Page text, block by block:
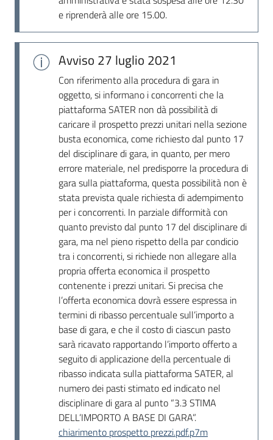
e riprenderà alle ore 15.00.
Avviso 27 luglio 2021
Con riferimento alla procedura di gara in
oggetto, si informano i concorrenti che la
piattaforma SATER non dà possibilità di
caricare il prospetto prezzi unitari nella sezione
busta economica, come richiesto dal punto 17
del disciplinare di gara, in quanto, per mero
errore materiale, nel predisporre la procedura di
gara sulla piattaforma, questa possibilità non è
stata prevista quale richiesta di adempimento
per i concorrenti. In parziale difformità con
quanto previsto dal punto 17 del disciplinare di
gara, ma nel pieno rispetto della par condicio
tra i concorrenti, si richiede non allegare alla
propria offerta economica il prospetto
contenente i prezzi unitari. Si precisa che
l’offerta economica dovrà essere espressa in
termini di ribasso percentuale sull’importo a
base di gara, e che il costo di ciascun pasto
sarà ricavato rapportando l’importo offerto a
seguito di applicazione della percentuale di
ribasso indicata sulla piattaforma SATER, al
numero dei pasti stimato ed indicato nel
disciplinare di gara al punto “3.3 STIMA
DELL’IMPORTO A BASE DI GARA”.
chiarimento prospetto prezzi.pdf.p7m